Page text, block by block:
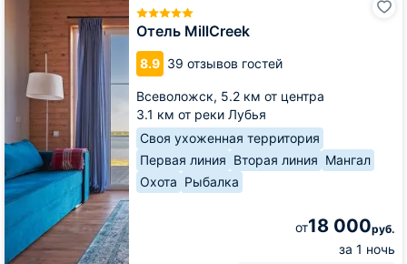
Отель MillCreek
8.9 39 отзывов гостей
Всеволожск, 5.2 км от центра
3.1 км от реки Лубья
Своя ухоженная территория
Первая линия Вторая линия Мангал
Охота Рыбалка
от18 000руб.
за 1 ночь
MillCreek